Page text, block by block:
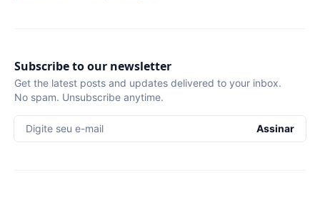
Subscribe to our newsletter
Get the latest posts and updates delivered to your inbox.
No spam. Unsubscribe anytime.
Digite seu e-mail Assinar